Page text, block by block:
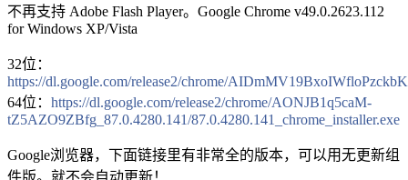
不再支持 Adobe Flash Player。Google Chrome v49.0.2623.112
for Windows XP/Vista
32位：
https://dl.google.com/release2/chrome/
64位： https://dl.google.com/release2/chrome/AONJB1q5caM-
tZ5AZO9ZBfg_87.0.4280.141/87.0.4280.141_chrome_installer.exe
Google浏览器，下面链接里有非常全的版本，可以用无更新组
件版。就不会自动更新！